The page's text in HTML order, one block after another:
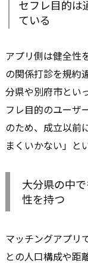
セフレ目的は
ている
アプリ側は健全性
の関係打診を規約
分県や別府市とい
フレ目的のユーザ
のため、成立以前
まくいかない」と
大分県の中
性を持つ
マッチングアプリ
との人口構成や距